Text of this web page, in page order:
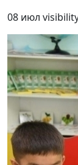
08 июл